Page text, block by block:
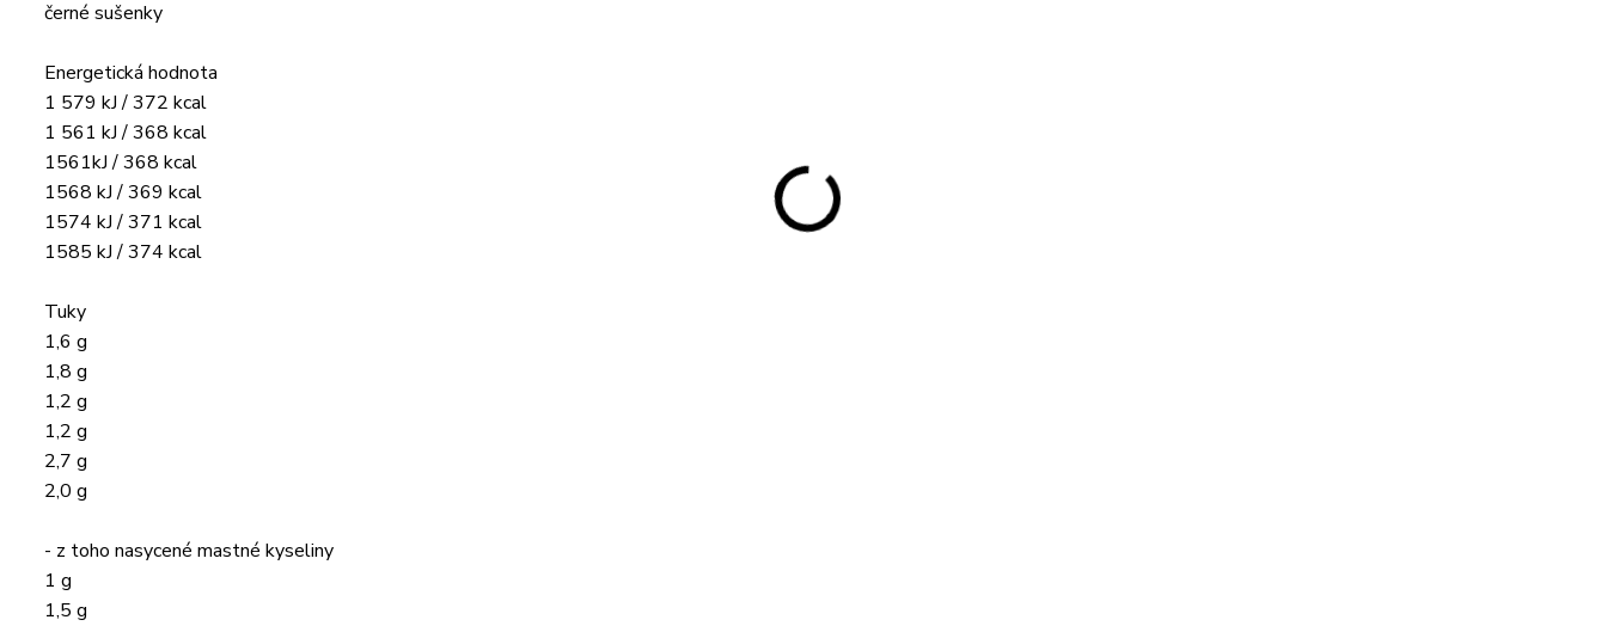
černé sušenky
Energetická hodnota
1 579 kJ / 372 kcal
1 561 kJ / 368 kcal
1561kJ / 368 kcal
1568 kJ / 369 kcal
1574 kJ / 371 kcal
1585 kJ / 374 kcal
Tuky
1,6 g
1,8 g
1,2 g
1,2 g
2,7 g
2,0 g
- z toho nasycené mastné kyseliny
1 g
1,5 g